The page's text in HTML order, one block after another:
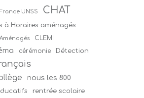
UNSS CHAT
à Horaires aménagés
CLEMI
cérémonie Détection
nous les 800
rentrée scolaire